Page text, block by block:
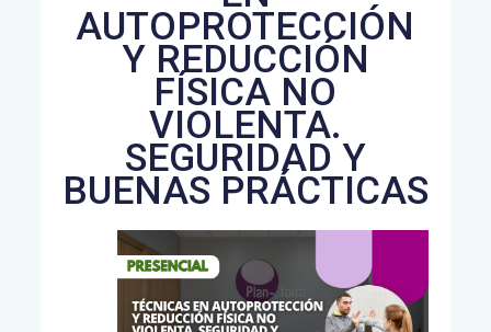
AUTOPROTECCIÓN
Y REDUCCIÓN
FÍSICA NO
VIOLENTA.
SEGURIDAD Y
BUENAS PRÁCTICAS